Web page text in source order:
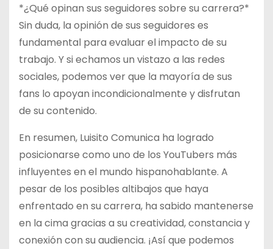
*¿Qué opinan sus seguidores sobre su carrera?*
Sin duda, la opinión de sus seguidores es
fundamental para evaluar el impacto de su
trabajo. Y si echamos un vistazo a las redes
sociales, podemos ver que la mayoría de sus
fans lo apoyan incondicionalmente y disfrutan
de su contenido.
En resumen, Luisito Comunica ha logrado
posicionarse como uno de los YouTubers más
influyentes en el mundo hispanohablante. A
pesar de los posibles altibajos que haya
enfrentado en su carrera, ha sabido mantenerse
en la cima gracias a su creatividad, constancia y
conexión con su audiencia. ¡Así que podemos